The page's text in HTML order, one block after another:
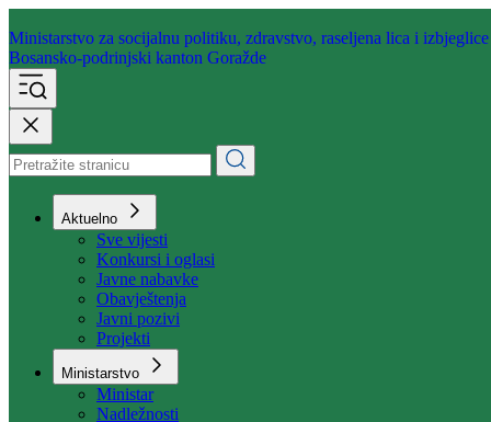
Ministarstvo za socijalnu politiku,
Bosansko-podrinjski kanton Goražde
Aktuelno
Sve vijesti
Konkursi i oglasi
Javne nabavke
Obavještenja
Javni pozivi
Projekti